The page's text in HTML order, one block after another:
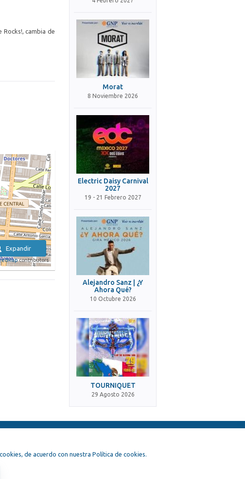
cambia de
Expandir
contributors
Morat
8 Noviembre 2026
Electric Daisy Carnival
2027
19 - 21 Febrero 2027
Alejandro Sanz | ¿Y
Ahora Qué?
10 Octubre 2026
TOURNIQUET
29 Agosto 2026
de acuerdo con nuestra Política de cookies.